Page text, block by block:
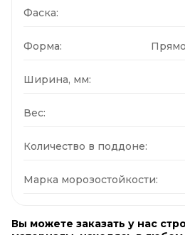
Фаска:
Форма:
Ширина, мм:
Вес:
Количество в поддоне:
Марка морозостойкости:
Вы можете заказать у нас